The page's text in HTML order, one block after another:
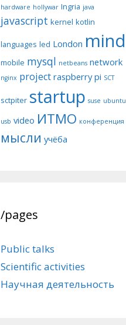
hardware hollywar Ingria java
javascript kernel kotlin
languages led London mind
mobile mysql netbeans network
nginx project raspberry pi SCT
sctpiter startup suse ubuntu
usb video ИТМО конференция
мысли учёба
/pages
Public talks
Scientific activities
Научная деятельность